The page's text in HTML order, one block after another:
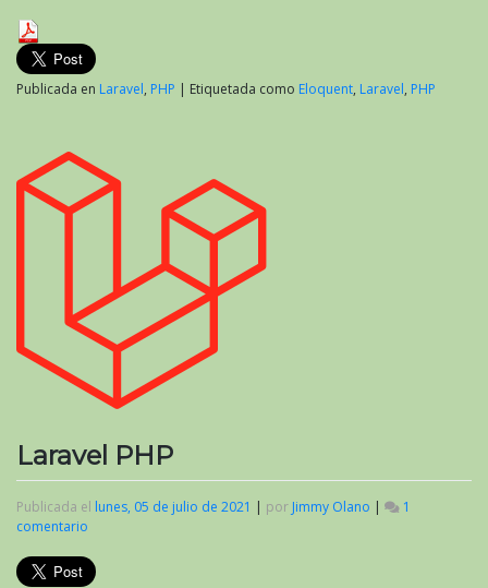
Publicada en Laravel, PHP | Etiquetada como Eloquent, Laravel, PHP
Laravel PHP
Publicada el lunes, 05 de julio de 2021 | por Jimmy Olano |
1
comentario
PHP